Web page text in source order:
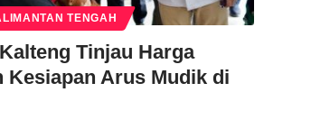
TENGAH
Tinjau Harga
Kesiapan Arus Mudik di